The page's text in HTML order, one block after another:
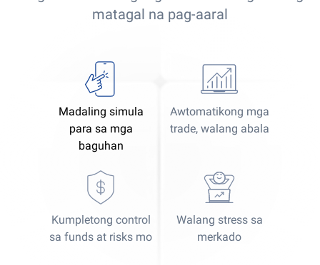
matagal na pag-aaral
Madaling simula
para sa mga
baguhan
Awtomatikong mga
trade, walang abala
Kumpletong control
sa funds at risks mo
Walang stress sa
merkado
Best Copy Trading Platform
Global Brands Magazine Awards 2023